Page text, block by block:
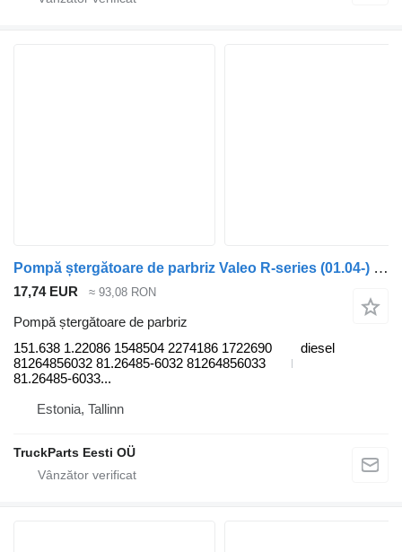
Pompă ștergătoare de parbriz Valeo R-series (01.04-) 151.638 1.22086 pentru cap tractor Scania P,G,R,T-series (2004-2017)
17,74 EUR ≈ 93,08 RON
Pompă ștergătoare de parbriz
151.638 1.22086 1548504 2274186 1722690
81264856032 81.26485-6032 81264856033
81.26485-6033...
diesel
Estonia, Tallinn
TruckParts Eesti OÜ